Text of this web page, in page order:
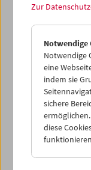
Zur
Notwendige
Notwendige
eine
indem sie
sichere
diese